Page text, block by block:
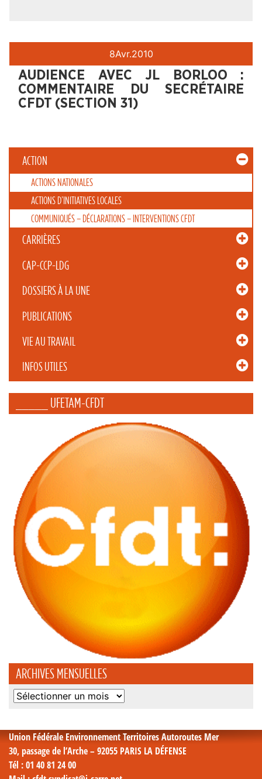
ACTION
ACTIONS NATIONALES
ACTIONS D’INITIATIVES LOCALES
COMMUNIQUÉS – DÉCLARATIONS – INTERVENTIONS CFDT
CARRIÈRES
CAP-CCP-LDG
DOSSIERS À LA UNE
PUBLICATIONS
VIE AU TRAVAIL
INFOS UTILES
_____ UFETAM-CFDT
ARCHIVES MENSUELLES
Archives
8Avr.2010
AUDIENCE AVEC JL BORLOO :
COMMENTAIRE DU SECRÉTAIRE
CFDT (SECTION 31)
Union Fédérale Environnement Territoires Autoroutes Mer
30, passage de l’Arche – 92055 PARIS LA DÉFENSE
Tél : 01 40 81 24 00